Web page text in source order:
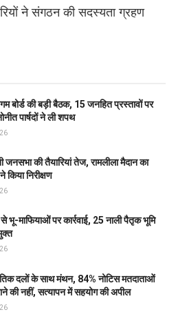
ने संगठन की सदस्यता ग्रहण
बोर्ड की बड़ी बैठक, 15 जनहित प्रस्तावों पर
पार्षदों ने ली शपथ
जनसभा की तैयारियां तेज, रामलीला मैदान का
निरीक्षण
भू-माफियाओं पर कार्रवाई, 25 नाली पैतृक भूमि
दलों के साथ मंथन, 84% नोटिस मतदाताओं
की नहीं, सत्यापन में सहयोग की अपील